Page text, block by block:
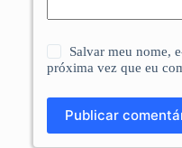
Salvar meu nome,
próxima vez que eu
Publicar